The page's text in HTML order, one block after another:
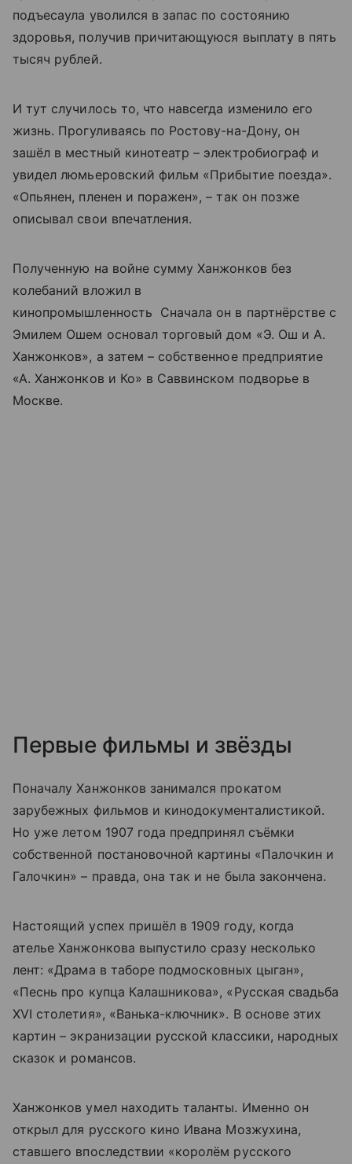
подъесаула уволился в запас по состоянию
здоровья, получив причитающуюся выплату в пять
тысяч рублей.
И тут случилось то, что навсегда изменило его
жизнь. Прогуливаясь по Ростову-на-Дону, он
зашёл в местный кинотеатр – электробиограф и
увидел люмьеровский фильм «Прибытие поезда».
«Опьянен, пленен и поражен», – так он позже
описывал свои впечатления.
Полученную на войне сумму Ханжонков без
колебаний вложил в
кинопромышленность Сначала он в партнёрстве с
Эмилем Ошем основал торговый дом «Э. Ош и А.
Ханжонков», а затем – собственное предприятие
«А. Ханжонков и Ко» в Саввинском подворье в
Москве.
Первые фильмы и звёзды
Поначалу Ханжонков занимался прокатом
зарубежных фильмов и кинодокументалистикой.
Но уже летом 1907 года предпринял съёмки
собственной постановочной картины «Палочкин и
Галочкин» – правда, она так и не была закончена.
Настоящий успех пришёл в 1909 году, когда
ателье Ханжонкова выпустило сразу несколько
лент: «Драма в таборе подмосковных цыган»,
«Песнь про купца Калашникова», «Русская свадьба
XVI столетия», «Ванька-ключник». В основе этих
картин – экранизации русской классики, народных
сказок и романсов.
Ханжонков умел находить таланты. Именно он
открыл для русского кино Ивана Мозжухина,
ставшего впоследствии «королём русского